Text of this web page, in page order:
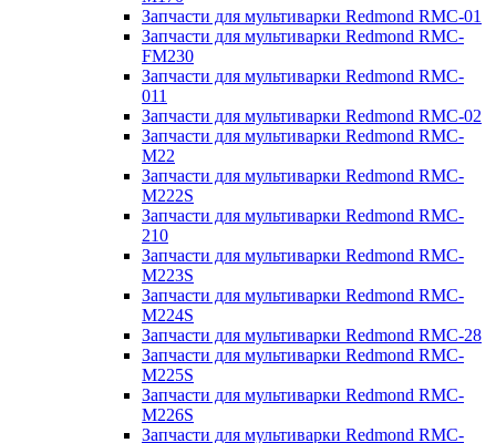
Запчасти для мультиварки Redmond RMC-01
Запчасти для мультиварки Redmond RMC-
FM230
Запчасти для мультиварки Redmond RMC-
011
Запчасти для мультиварки Redmond RMC-02
Запчасти для мультиварки Redmond RMC-
M22
Запчасти для мультиварки Redmond RMC-
M222S
Запчасти для мультиварки Redmond RMC-
210
Запчасти для мультиварки Redmond RMC-
M223S
Запчасти для мультиварки Redmond RMC-
M224S
Запчасти для мультиварки Redmond RMC-28
Запчасти для мультиварки Redmond RMC-
M225S
Запчасти для мультиварки Redmond RMC-
M226S
Запчасти для мультиварки Redmond RMC-